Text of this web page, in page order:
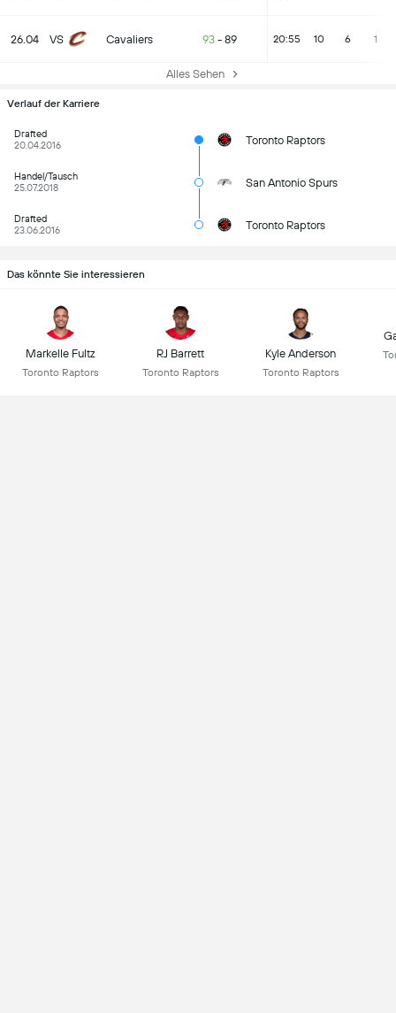
26.04 VS Cavaliers 93- 89 20:55 10 6 1
Alles Sehen
Verlauf der Karriere
Drafted
20.04.2016
Toronto Raptors
Handel/Tausch
25.07.2018
San Antonio Spurs
Drafted
23.06.2016
Toronto Raptors
Das könnte Sie interessieren
Markelle Fultz
Toronto Raptors
RJ Barrett
Toronto Raptors
Kyle Anderson
Toronto Raptors